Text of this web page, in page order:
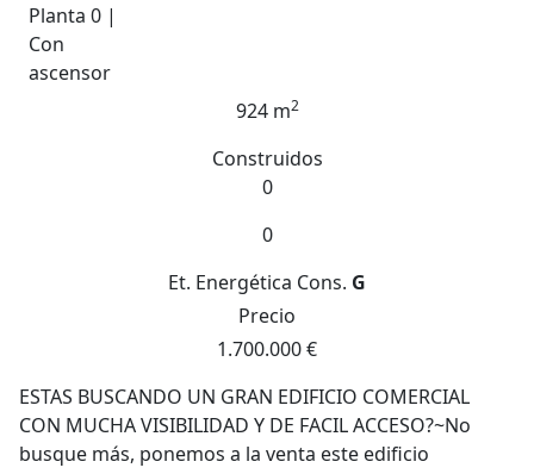
Planta 0 |
Con
ascensor
924 m2
Construidos
0
0
Et. Energética Cons. G
Precio
1.700.000 €
ESTAS BUSCANDO UN GRAN EDIFICIO COMERCIAL
CON MUCHA VISIBILIDAD Y DE FACIL ACCESO?~No
busque más, ponemos a la venta este edificio